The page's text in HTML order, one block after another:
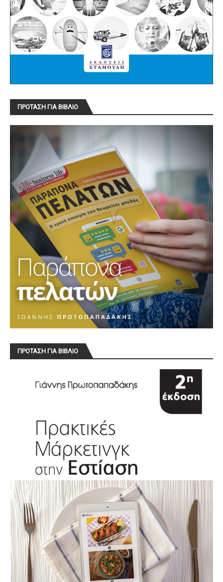
ΠΡΟΤΑΣΗ ΓΙΑ ΒΙΒΛΙΟ
ΠΡΟΤΑΣΗ ΓΙΑ ΒΙΒΛΙΟ